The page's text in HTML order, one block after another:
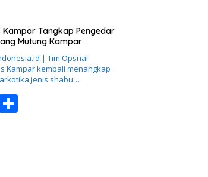
ar
e
Kampar Tangkap Pengedar
Mutung Kampar
| Tim Opsnal
Kampar kembali menangkap
jenis shabu…
S